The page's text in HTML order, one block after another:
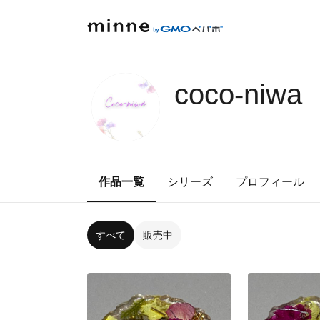
coco-niwa
作品一覧 シリーズ プロフィール
すべて 販売中